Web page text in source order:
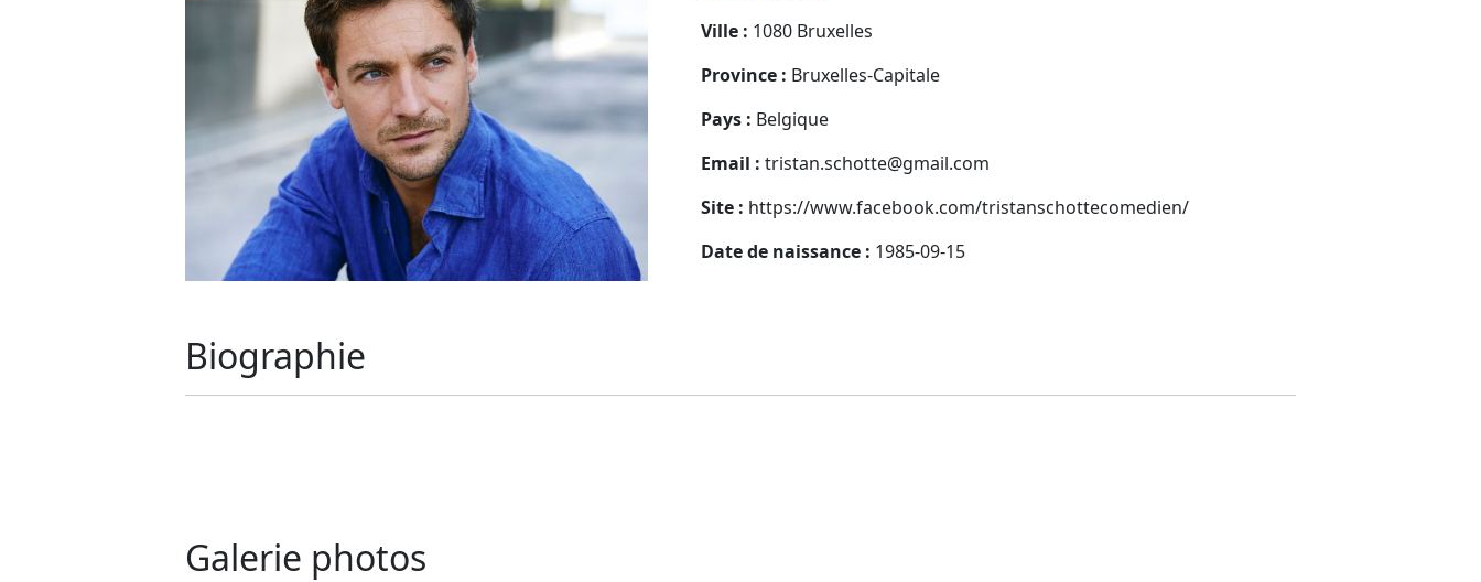
Ville : 1080 Bruxelles
Province : Bruxelles-Capitale
Pays : Belgique
Email : tristan.schotte@gmail.com
Site : https://www.facebook.com/tristanschottecomedien/
Date de naissance : 1985-09-15
Biographie
Galerie photos